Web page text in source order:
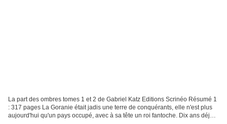
La part des ombres tomes 1 et 2 de Gabriel Katz Editions Scrinéo Résumé 1
: 317 pages La Goranie était jadis une terre de conquérants, elle n'est plus
aujourd'hui qu'un pays occupé, avec à sa tête un roi fantoche. Dix ans déjà